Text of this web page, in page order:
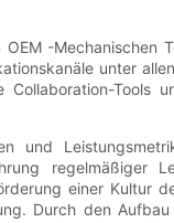
-
unter
Tools
und
regelmäßiger
einer
Durch den